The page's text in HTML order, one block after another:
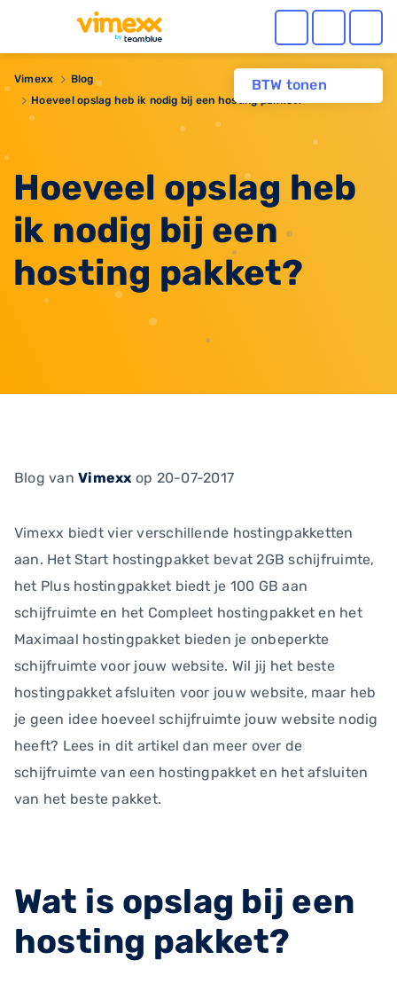
BTW tonen
Vimexx
Blog
Hoeveel opslag heb ik nodig bij een hosting pakket?
Hoeveel opslag heb
ik nodig bij een
hosting pakket?
Blog vanVimexx op 20-07-2017
Vimexx biedt vier verschillende hostingpakketten
aan. Het Start hostingpakket bevat 2GB schijfruimte,
het Plus hostingpakket biedt je 100 GB aan
schijfruimte en het Compleet hostingpakket en het
Maximaal hostingpakket bieden je onbeperkte
schijfruimte voor jouw website. Wil jij het beste
hostingpakket afsluiten voor jouw website, maar heb
je geen idee hoeveel schijfruimte jouw website nodig
heeft? Lees in dit artikel dan meer over de
schijfruimte van een hostingpakket en het afsluiten
van het beste pakket.
Wat is opslag bij een
hosting pakket?